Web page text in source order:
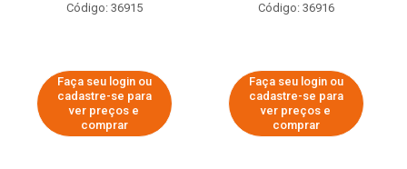
Código: 36915
Faça seu login ou
cadastre-se para
ver preços e
comprar
Código: 36916
Faça seu login ou
cadastre-se para
ver preços e
comprar